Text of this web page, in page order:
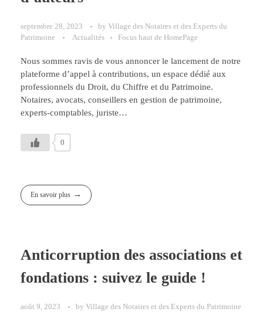
septembre 28, 2023 by Village des Notaires et des Experts du
Patrimoine
Actualités Focus haut de HomePage
Nous sommes ravis de vous annoncer le lancement de notre
plateforme d’appel à contributions, un espace dédié aux
professionnels du Droit, du Chiffre et du Patrimoine.
Notaires, avocats, conseillers en gestion de patrimoine,
experts-comptables, juriste…
0
En savoir plus
Anticorruption des associations et
fondations : suivez le guide !
août 9, 2023 by Village des Notaires et des Experts du Patrimoine